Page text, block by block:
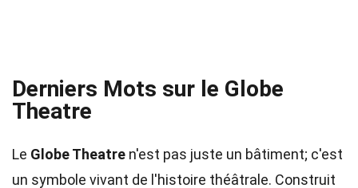
Derniers Mots sur le Globe
Theatre
Le Globe Theatre n'est pas juste un bâtiment; c'est
un symbole vivant de l'histoire théâtrale. Construit